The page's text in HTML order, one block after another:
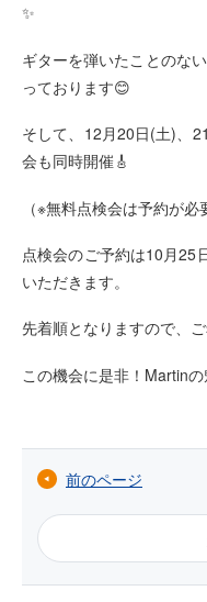
✨
ギターを弾いたことのな
っております😊
そして、12月20日(土)、
会も同時開催🎸
（※無料点検会は予約が必
点検会のご予約は10月25
いただきます。
先着順となりますので、
この機会に是非！Martin
前のページ